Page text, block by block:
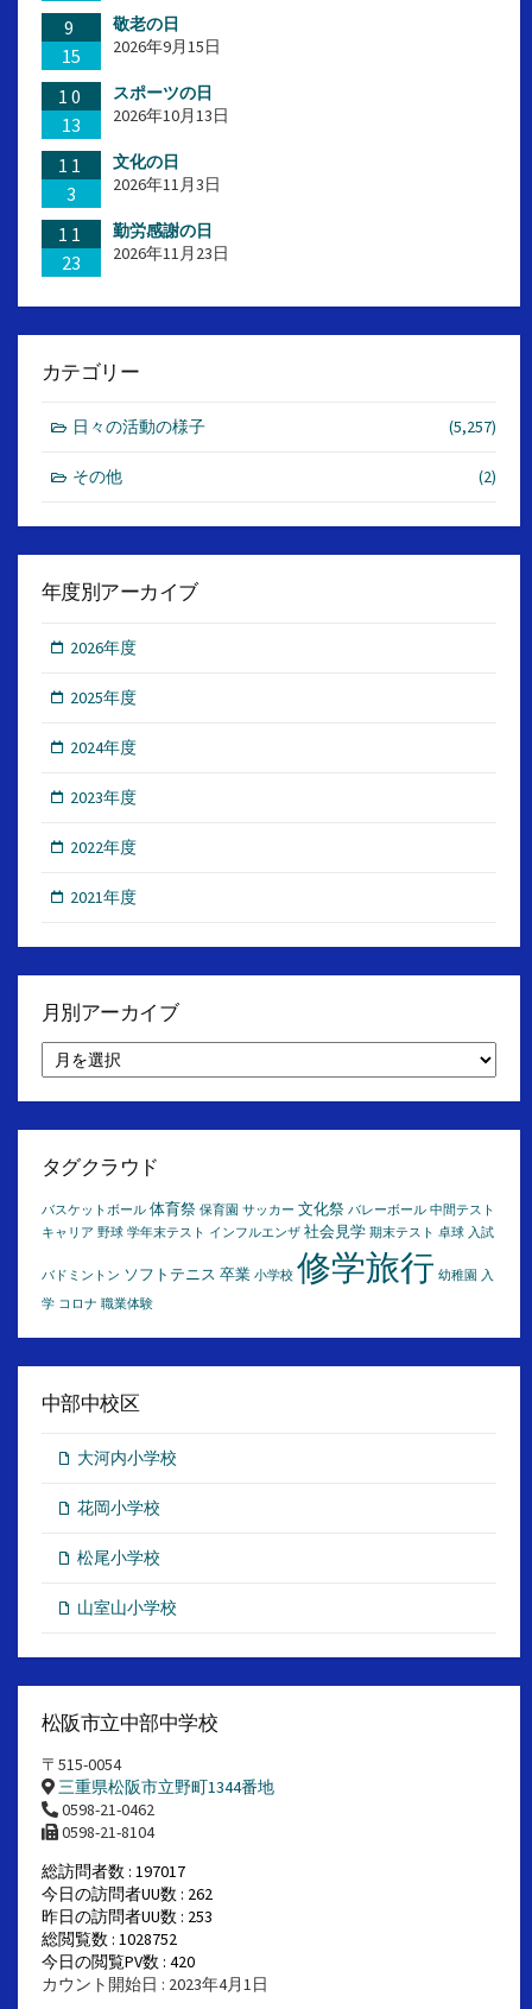
9
15
敬老の日
2026年9月15日
10
13
スポーツの日
2026年10月13日
11
3
文化の日
2026年11月3日
11
23
勤労感謝の日
2026年11月23日
カテゴリー
日々の活動の様子 (5,257)
その他 (2)
年度別アーカイブ
2026年度
2025年度
2024年度
2023年度
2022年度
2021年度
月別アーカイブ
別
ア
イ
タグクラウド
バスケットボール 体育祭 保育園 サッカー 文化祭 バレーボール 中間テスト
キャリア 野球 学年末テスト インフルエンザ 社会見学 期末テスト 卓球 入試
バドミントン ソフトテニス 卒業 小学校 修学旅行 幼稚園 入
学 コロナ 職業体験
中部中校区
大河内小学校
花岡小学校
松尾小学校
山室山小学校
松阪市立中部中学校
〒515-0054
三重県松阪市立野町1344番地
0598-21-0462
0598-21-8104
総訪問者数 : 197017
今日の訪問者UU数 : 262
昨日の訪問者UU数 : 253
総閲覧数 : 1028752
今日の閲覧PV数 : 420
カウント開始日 : 2023年4月1日